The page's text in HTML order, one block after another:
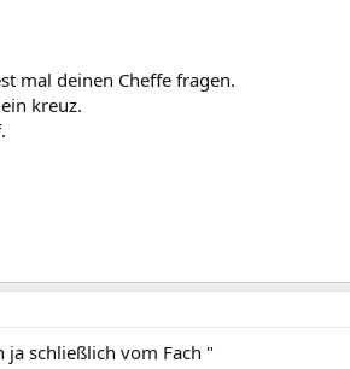
mal deinen Cheffe fragen.
kreuz.
schließlich vom Fach "